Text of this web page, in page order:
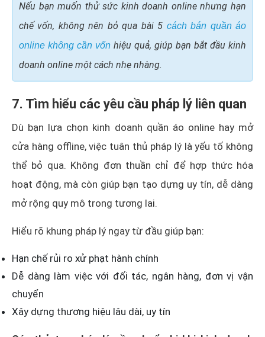
Nếu bạn muốn thử sức kinh doanh online nhưng hạn
chế vốn, không nên bỏ qua bài 5 cách bán quần áo
online không cần vốn hiệu quả, giúp bạn bắt đầu kinh
doanh online một cách nhẹ nhàng.
7. Tìm hiểu các yêu cầu pháp lý liên quan
Dù bạn lựa chọn kinh doanh quần áo online hay mở
cửa hàng offline, việc tuân thủ pháp lý là yếu tố không
thể bỏ qua. Không đơn thuần chỉ để hợp thức hóa
hoạt động, mà còn giúp bạn tạo dựng uy tín, dễ dàng
mở rộng quy mô trong tương lai.
Hiểu rõ khung pháp lý ngay từ đầu giúp bạn:
Hạn chế rủi ro xử phạt hành chính
Dễ dàng làm việc với đối tác, ngân hàng, đơn vị vận
chuyển
Xây dựng thương hiệu lâu dài, uy tín